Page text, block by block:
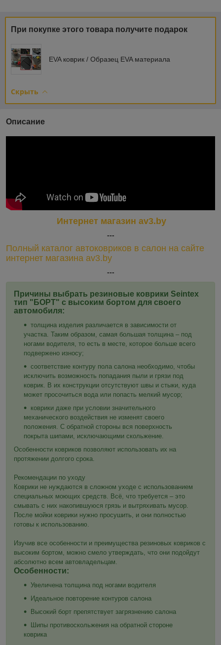
При покупке этого товара получите подарок
EVA коврик / Образец EVA материала
Скрыть
Описание
Интернет магазин av3.by
---
Полный каталог автоковриков в салон на сайте
интернет магазина av3.by
---
Причины выбрать резиновые коврики Seintex
тип "БОРТ" с высоким бортом для своего
автомобиля:
толщина изделия различается в зависимости от
участка. Таким образом, самая большая толщина – под
ногами водителя, то есть в месте, которое больше всего
подвержено износу;
соответствие контуру пола салона необходимо, чтобы
исключить возможность попадания пыли и грязи под
коврик. В их конструкции отсутствуют швы и стыки, куда
может просочиться вода или попасть мелкий мусор;
коврики даже при условии значительного
механического воздействия не изменят своего
положения. С обратной стороны вся поверхность
покрыта шипами, исключающими скольжение.
Особенности ковриков позволяют использовать их на
протяжении долгого срока.
Рекомендации по уходу
Коврики не нуждаются в сложном уходе с использованием
специальных моющих средств. Всё, что требуется – это
смывать с них накопившуюся грязь и вытряхивать мусор.
После мойки коврики нужно просушить, и они полностью
готовы к использованию.
Изучив все особенности и преимущества резиновых ковриков с
высоким бортом, можно смело утверждать, что они подойдут
абсолютно всем автовладельцам.
Особенности:
Увеличена толщина под ногами водителя
Идеальное повторение контуров салона
Высокий борт препятствует загрязнению салона
Шипы противоскольжения на обратной стороне
коврика